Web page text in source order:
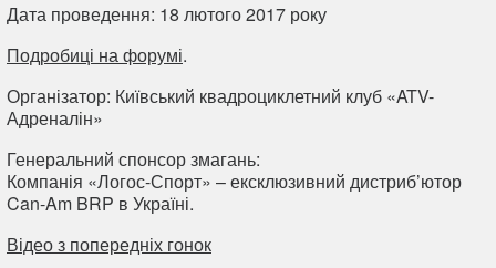
Дата проведення: 18 лютого 2017 року
Подробиці на форумі.
Організатор: Київський квадроциклетний клуб «ATV-
Адреналін»
Генеральний спонсор змагань:
Компанія «Логос-Спорт» – ексклюзивний дистриб’ютор
Can-Am BRP в Україні.
Відео з попередніх гонок